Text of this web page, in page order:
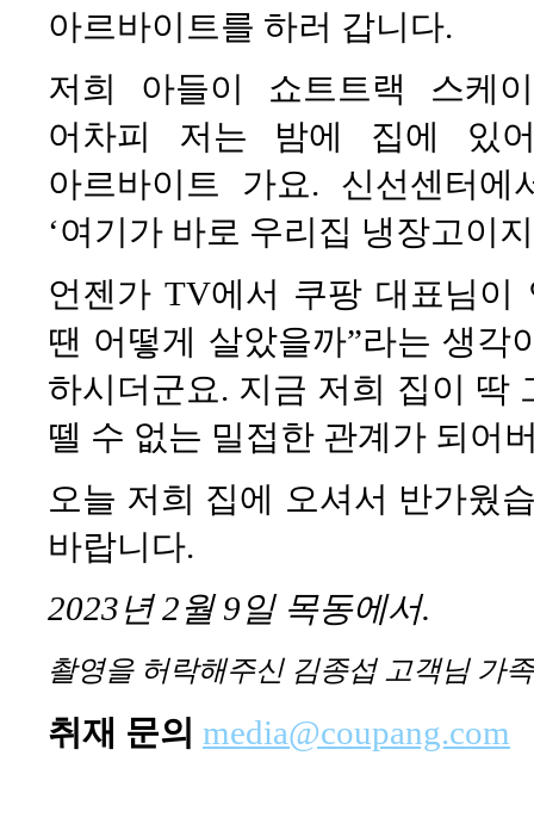
아르바이트를 하러 갑니다.
저희 아들이 쇼트트랙 스케
어차피 저는 밤에 집에 있
아르바이트 가요. 신선센터
‘여기가 바로 우리집 냉장고이
언젠가 TV에서 쿠팡 대표님이
땐 어떻게 살았을까”라는 생각
하시더군요. 지금 저희 집이 딱
뗄 수 없는 밀접한 관계가 되어
오늘 저희 집에 오셔서 반가웠
바랍니다.
2023년2월9 일 목동에서.
촬영을 허락해주신 김종섭 고객님 가
취재 문의 media@coupang.com